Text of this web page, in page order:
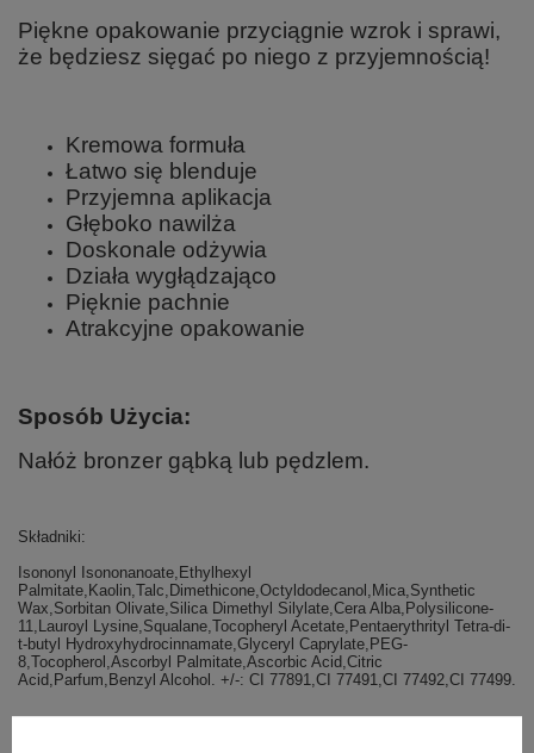
Piękne opakowanie przyciągnie wzrok i sprawi,
że będziesz sięgać po niego z przyjemnością!
Kremowa formuła
Łatwo się blenduje
Przyjemna aplikacja
Głęboko nawilża
Doskonale odżywia
Działa wygłądzająco
Pięknie pachnie
Atrakcyjne opakowanie
Sposób Użycia:
Nałóż bronzer gąbką lub pędzlem.
Składniki:
Isononyl Isononanoate,Ethylhexyl
Palmitate,Kaolin,Talc,Dimethicone,Octyldodecanol,Mica,Synthetic
Wax,Sorbitan Olivate,Silica Dimethyl Silylate,Cera Alba,Polysilicone-
11,Lauroyl Lysine,Squalane,Tocopheryl Acetate,Pentaerythrityl Tetra-di-
t-butyl Hydroxyhydrocinnamate,Glyceryl Caprylate,PEG-
8,Tocopherol,Ascorbyl Palmitate,Ascorbic Acid,Citric
Acid,Parfum,Benzyl Alcohol. +/-: CI 77891,CI 77491,CI 77492,CI 77499.